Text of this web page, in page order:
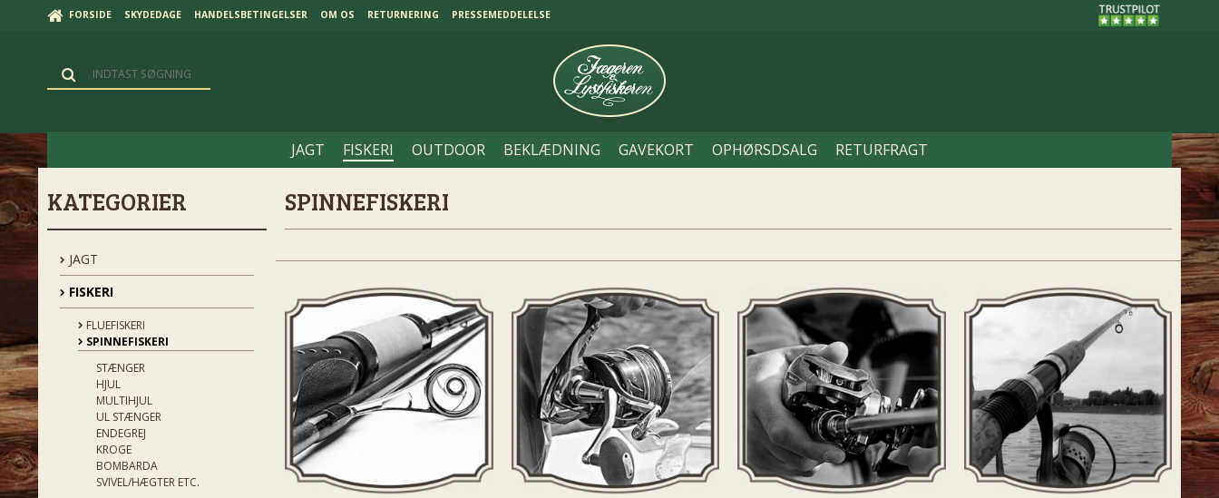
FORSIDE SKYDEDAGE HANDELSBETINGELSER OM OS RETURNERING PRESSEMEDDELELSE
JAGT FISKERI OUTDOOR BEKLÆDNING GAVEKORT OPHØRSDSALG RETURFRAGT
KATEGORIER
JAGT
FISKERI
FLUEFISKERI
SPINNEFISKERI
STÆNGER
HJUL
MULTIHJUL
UL STÆNGER
ENDEGREJ
KROGE
BOMBARDA
SVIVEL/HÆGTER ETC.
SPINNEFISKERI